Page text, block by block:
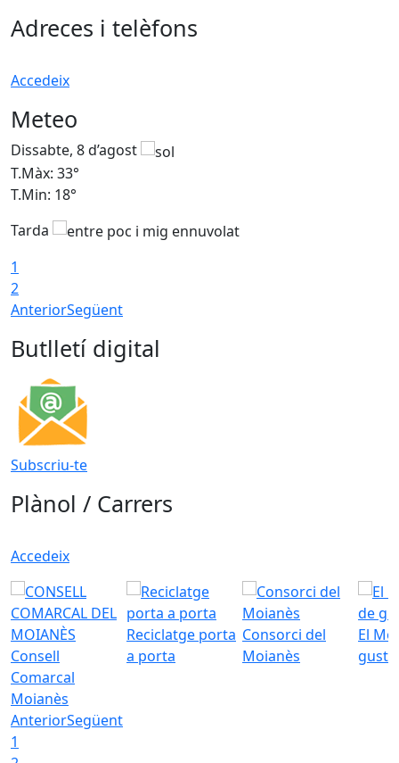
Adreces i telèfons
Accedeix
Meteo
Dissabte, 8 d’agost
T.Màx: 33°
T.Min: 18°
Tarda
1
2
AnteriorSegüent
Butlletí digital
Subscriu-te
Plànol / Carrers
Accedeix
Consell
Comarcal
Moianès
Reciclatge porta
a porta
Consorci del
Moianès
El
gust
AnteriorSegüent
1